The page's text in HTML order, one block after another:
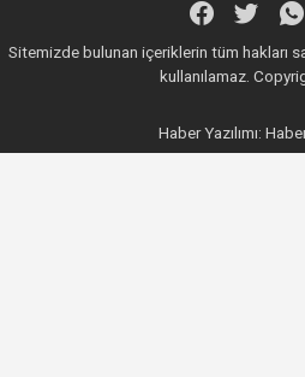
Sitemizde bulunan içeriklerin tüm hakları
kullanılamaz.
Haber Yazılımı: